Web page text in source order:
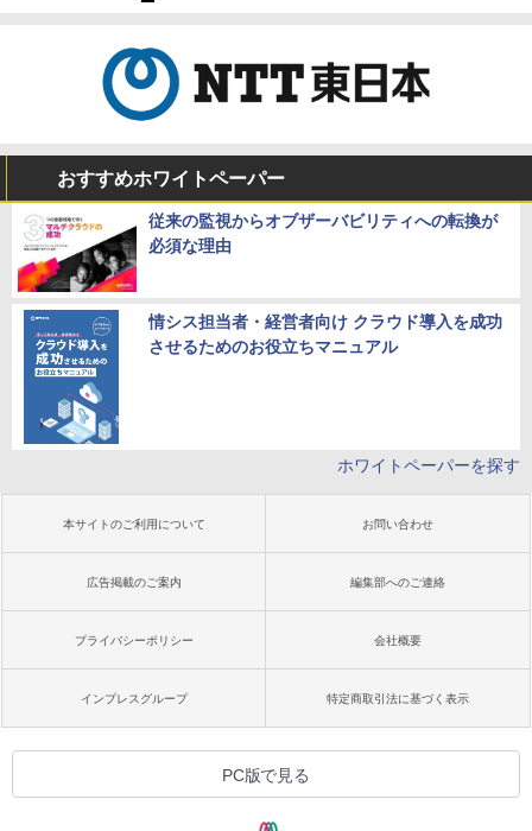
おすすめホワイトペーパー
従来の監視からオブザーバビリティへの転換が
必須な理由
情シス担当者・経営者向け クラウド導入を成功
させるためのお役立ちマニュアル
ホワイトペーパーを探す
本サイトのご利用について お問い合わせ
広告掲載のご案内 編集部へのご連絡
プライバシーポリシー 会社概要
インプレスグループ 特定商取引法に基づく表示
PC版で見る